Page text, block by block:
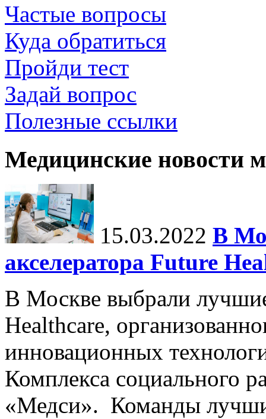
Частые вопросы
Куда обратиться
Пройди тест
Задай вопрос
Полезные ссылки
Медицинские новости
15.03.2022 В
акселератора Future
В Москве выбрали
Healthcare,
инновационных
Комплекса социального
«Медси». Команды